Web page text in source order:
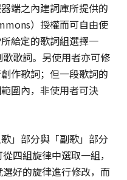
端之內建詞庫所提供的
）授權而可自由使
給定的歌詞組選擇一
歌詞。另使用者亦可修
作歌詞；但一段歌詞的
圍內，非使用者可決
」部分與「副歌」部分
四組旋律中選取一組，
好的旋律進行修改，而